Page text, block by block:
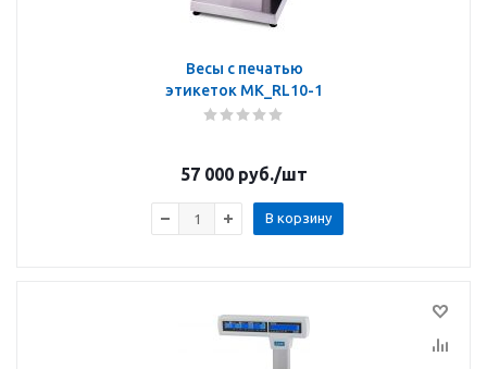
Весы с печатью
этикеток MK_RL10-1
57 000 руб./шт
В корзину